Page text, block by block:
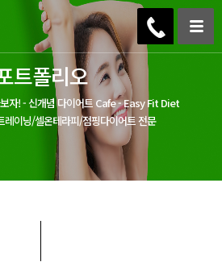
트폴리오
자! - 신개념 다이어트 Cafe - Easy Fit Diet
레이닝/셀온테라피/점핑다이어트 전문